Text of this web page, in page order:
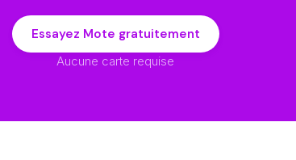
Essayez Mote gratuitement
Aucune carte requise